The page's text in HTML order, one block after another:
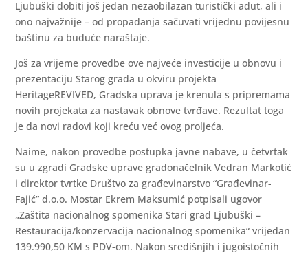
Ljubuški dobiti još jedan nezaobilazan turistički adut, ali i
ono najvažnije – od propadanja sačuvati vrijednu povijesnu
baštinu za buduće naraštaje.
Još za vrijeme provedbe ove najveće investicije u obnovu i
prezentaciju Starog grada u okviru projekta
HeritageREVIVED, Gradska uprava je krenula s pripremama
novih projekata za nastavak obnove tvrđave. Rezultat toga
je da novi radovi koji kreću već ovog proljeća.
Naime, nakon provedbe postupka javne nabave, u četvrtak
su u zgradi Gradske uprave gradonačelnik Vedran Markotić
i direktor tvrtke Društvo za građevinarstvo “Građevinar-
Fajić” d.o.o. Mostar Ekrem Maksumić potpisali ugovor
„Zaštita nacionalnog spomenika Stari grad Ljubuški –
Restauracija/konzervacija nacionalnog spomenika“ vrijedan
139.990,50 KM s PDV-om. Nakon središnjih i jugoistočnih